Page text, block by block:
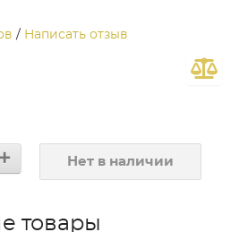
/ Написать отзыв
Нет в наличии
товары